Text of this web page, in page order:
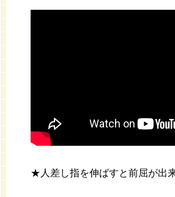
★人差し指を伸ばすと前屈が出